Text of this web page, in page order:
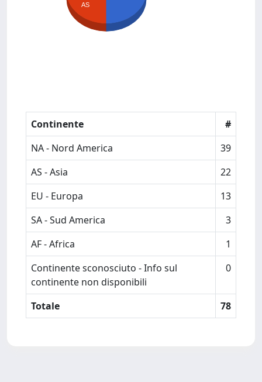
AS
Continente
#
NA - Nord America
39
AS - Asia
22
EU - Europa
13
SA - Sud America
3
AF - Africa
1
Continente sconosciuto - Info sul
continente non disponibili
0
Totale 78